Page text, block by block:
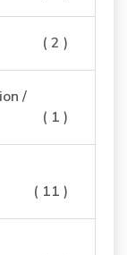
( 2 )
/
( 1 )
( 11 )